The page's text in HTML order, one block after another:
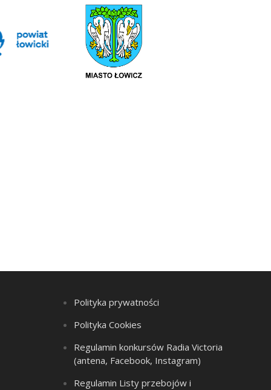
Polityka prywatności
Polityka Cookies
Regulamin konkursów Radia Victoria
(antena, Facebook, Instagram)
Regulamin Listy przebojów i